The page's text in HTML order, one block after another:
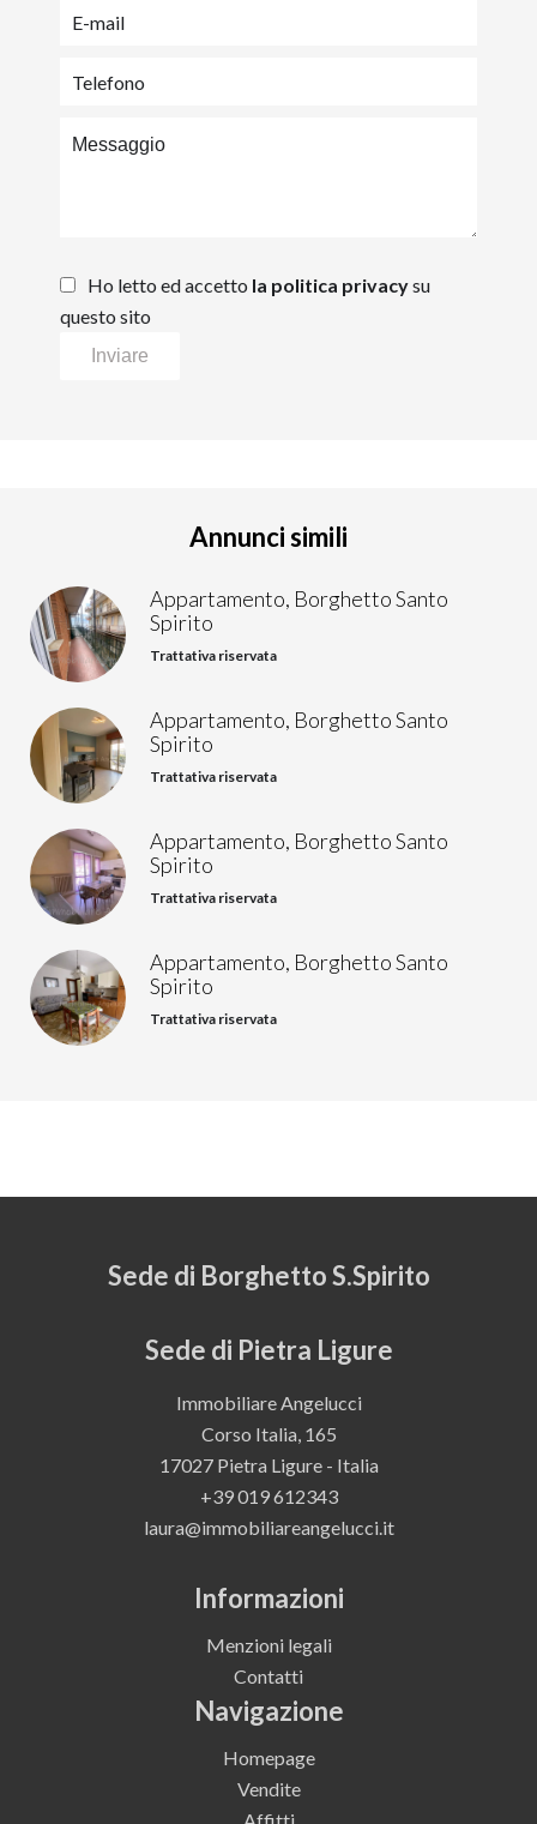
Ho letto ed accetto la politica privacysu
questo sito
Inviare
Annunci simili
Appartamento, Borghetto Santo
Spirito
Trattativa riservata
Appartamento, Borghetto Santo
Spirito
Trattativa riservata
Appartamento, Borghetto Santo
Spirito
Trattativa riservata
Appartamento, Borghetto Santo
Spirito
Trattativa riservata
Sede di Borghetto S.Spirito
Sede di Pietra Ligure
Immobiliare Angelucci
Corso Italia, 165
17027 Pietra Ligure - Italia
+39 019 612343
laura@immobiliareangelucci.it
Informazioni
Menzioni legali
Contatti
Navigazione
Homepage
Vendite